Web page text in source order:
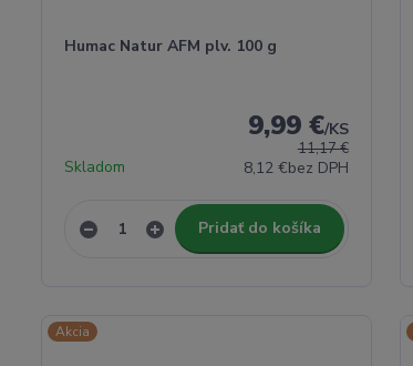
Humac Natur AFM plv. 100 g
11,17 €
9,99 €/KS
8,12 €bez DPH
Skladom
Pridať do košíka
Akcia